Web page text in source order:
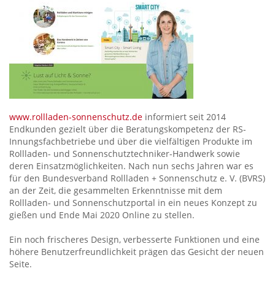
www.rollladen-sonnenschutz.de informiert seit 2014
Endkunden gezielt über die Beratungskompetenz der RS-
Innungsfachbetriebe und über die vielfältigen Produkte im
Rollladen- und Sonnenschutztechniker-Handwerk sowie
deren Einsatzmöglichkeiten. Nach nun sechs Jahren war es
für den Bundesverband Rollladen + Sonnenschutz e. V. (BVRS)
an der Zeit, die gesammelten Erkenntnisse mit dem
Rollladen- und Sonnenschutzportal in ein neues Konzept zu
gießen und Ende Mai 2020 Online zu stellen.
Ein noch frischeres Design, verbesserte Funktionen und eine
höhere Benutzerfreundlichkeit prägen das Gesicht der neuen
Seite.